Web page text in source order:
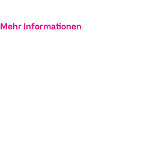
Mehr Informationen